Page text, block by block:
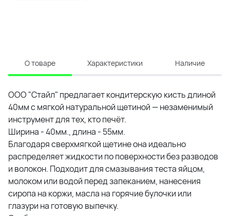
О товаре Характеристики Наличие
ООО "Стайл" предлагает кондитерскую кисть длиной
40мм с мягкой натуральной щетиной — незаменимый
инструмент для тех, кто печёт.
Ширина - 40мм., длина - 55мм.
Благодаря сверхмягкой щетине она идеально
распределяет жидкости по поверхности без разводов
и волокон. Подходит для смазывания теста яйцом,
молоком или водой перед запеканием, нанесения
сиропа на коржи, масла на горячие булочки или
глазури на готовую выпечку.